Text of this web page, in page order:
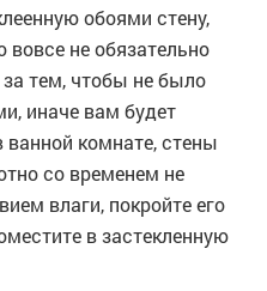
обоями стену,
вовсе не обязательно
тем, чтобы не было
иначе вам будет
комнате, стены
со временем не
влаги, покройте его
в застекленную